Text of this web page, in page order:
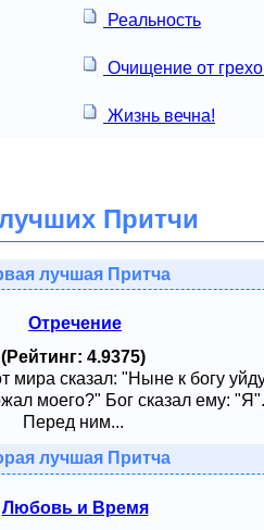
Реальность
Очищение от
Жизнь вечна!
Притчи
лучшая Притча
Отречение
(Рейтинг: 4.9375)
мира сказал: "Ныне к богу
моего?" Бог сказал ему:
Перед ним...
лучшая Притча
Любовь и Время